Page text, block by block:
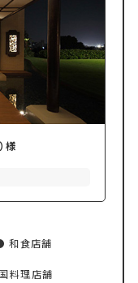
様
和食店舗
料理店舗